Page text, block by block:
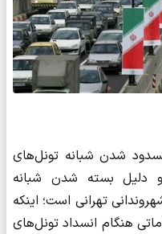
شدن شبانه تونل‌های
دلیل بسته شدن شبانه
تهرانی است؛ اینکه
هنگام انسداد تونل‌های